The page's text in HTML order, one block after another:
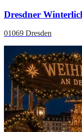
Dresdner
01069 Dresden